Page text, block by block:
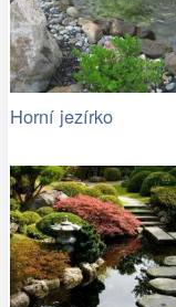
Horní jezírko